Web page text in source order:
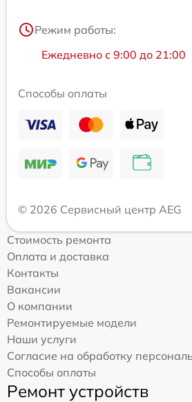
Режим работы:
Ежедневно с 9:00 до 21:00
Способы оплаты
© 2026 Сервисный центр AEG
Стоимость ремонта
Оплата и доставка
Контакты
Вакансии
О компании
Ремонтируемые модели
Наши услуги
Согласие на обработку
Способы оплаты
Ремонт устройств